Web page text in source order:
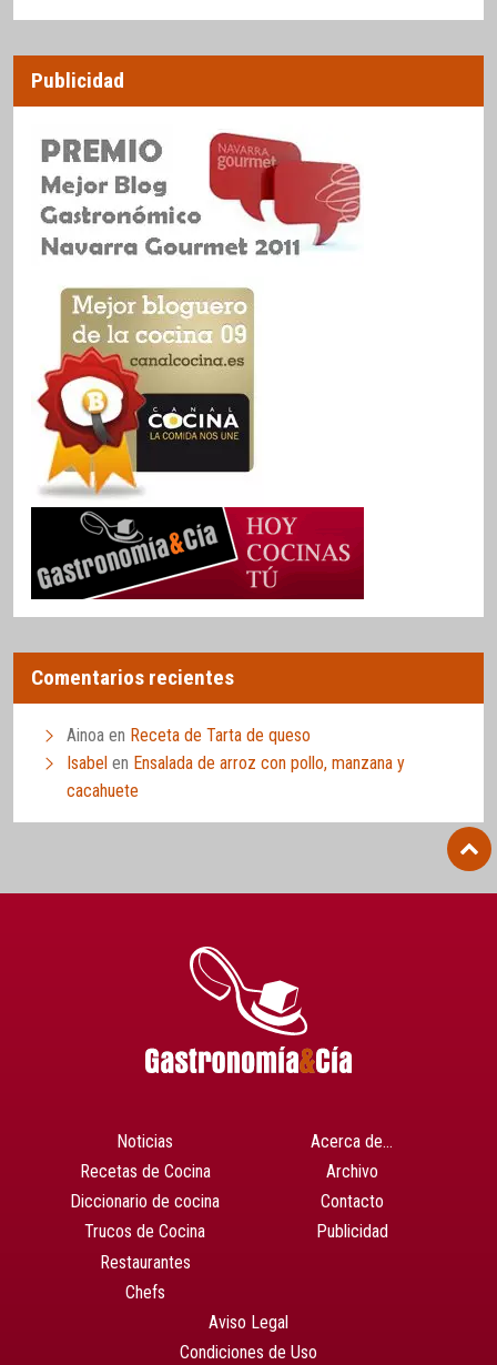
Publicidad
Comentarios recientes
Ainoa en Receta de Tarta de queso
Isabel en Ensalada de arroz con pollo, manzana y
cacahuete
Noticias
Recetas de Cocina
Diccionario de cocina
Trucos de Cocina
Restaurantes
Chefs
Acerca de…
Archivo
Contacto
Publicidad
Aviso Legal
Condiciones de Uso